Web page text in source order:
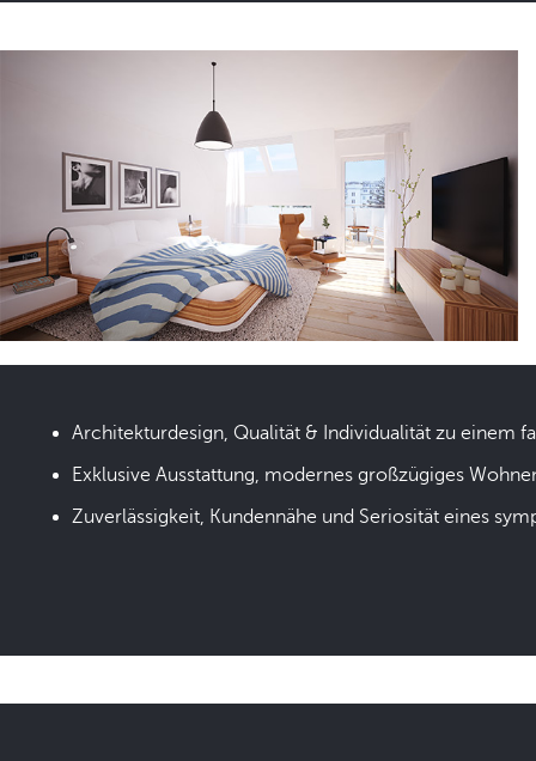
Architekturdesign, Qualität & Individualität zu einem
Exklusive Ausstattung, modernes großzügiges
Zuverlässigkeit, Kundennähe und Seriosität eines